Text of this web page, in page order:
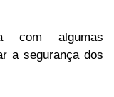
com algumas
a segurança dos